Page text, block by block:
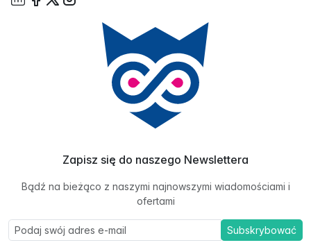
Zapisz się do naszego Newslettera
Bądź na bieżąco z naszymi najnowszymi wiadomościami i
ofertami
Subskrybować